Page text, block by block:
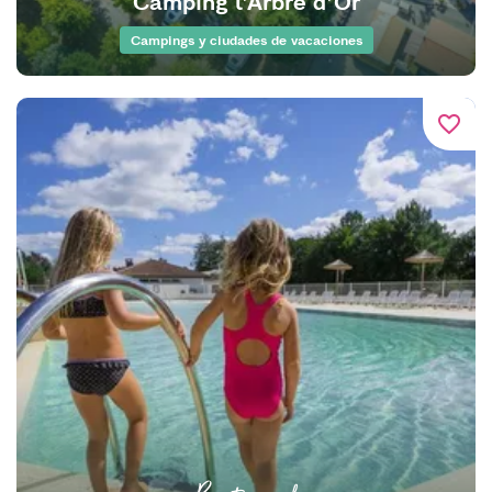
Campings y ciudades de vacaciones
favorite_border